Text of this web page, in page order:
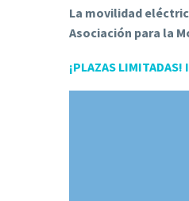
La movilidad
Asociación para la
¡PLAZAS